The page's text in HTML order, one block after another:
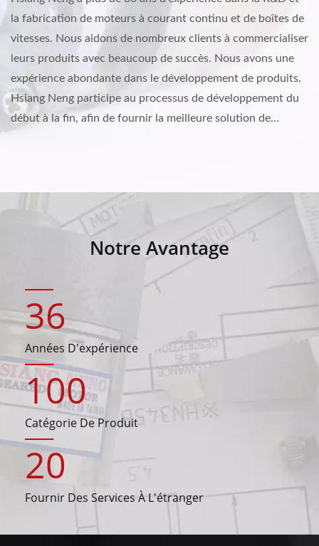
la fabrication de moteurs à courant continu et de boîtes de
vitesses. Nous aidons de nombreux clients à commercialiser
leurs produits avec beaucoup de succès. Nous avons une
expérience abondante dans le développement de produits.
Hsiang Neng participe au processus de développement du
début à la fin, afin de fournir la meilleure solution de
Notre Avantage
36
Années D'expérience
100
Catégorie De Produit
20
Fournir Des Services À L'étranger